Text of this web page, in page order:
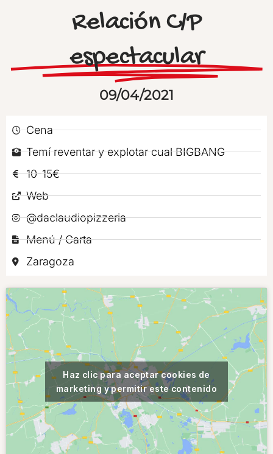
Relación C/P
espectacular
09/04/2021
Cena
Temí reventar y explotar cual BIGBANG
10-15€
Web
@daclaudiopizzeria
Menú / Carta
Zaragoza
Haz clic para aceptar cookies de
marketing y permitir este contenido